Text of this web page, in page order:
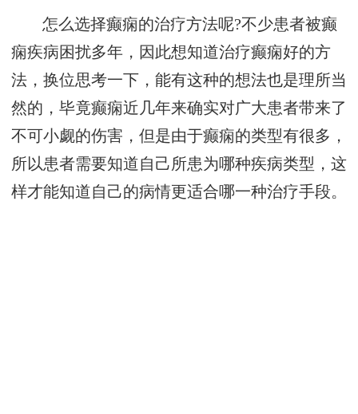
怎么选择癫痫的治疗方法呢?不少患者被癫
痫疾病困扰多年，因此想知道治疗癫痫好的方
法，换位思考一下，能有这种的想法也是理所当
然的，毕竟癫痫近几年来确实对广大患者带来了
不可小觑的伤害，但是由于癫痫的类型有很多，
所以患者需要知道自己所患为哪种疾病类型，这
样才能知道自己的病情更适合哪一种治疗手段。